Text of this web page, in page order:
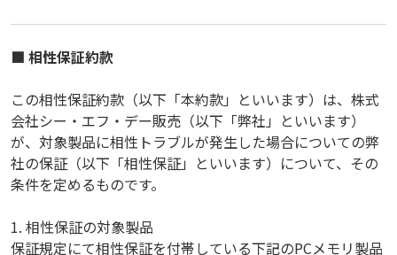
■ 相性保証約款
この相性保証約款（以下「本約款」といいます）は、株式
会社シー・エフ・デー販売（以下「弊社」といいます）
が、対象製品に相性トラブルが発生した場合についての弊
社の保証（以下「相性保証」といいます）について、その
条件を定めるものです。
1. 相性保証の対象製品
保証規定にて相性保証を付帯している下記のPCメモリ製品